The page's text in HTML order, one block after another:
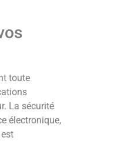
toute
La sécurité
électronique,